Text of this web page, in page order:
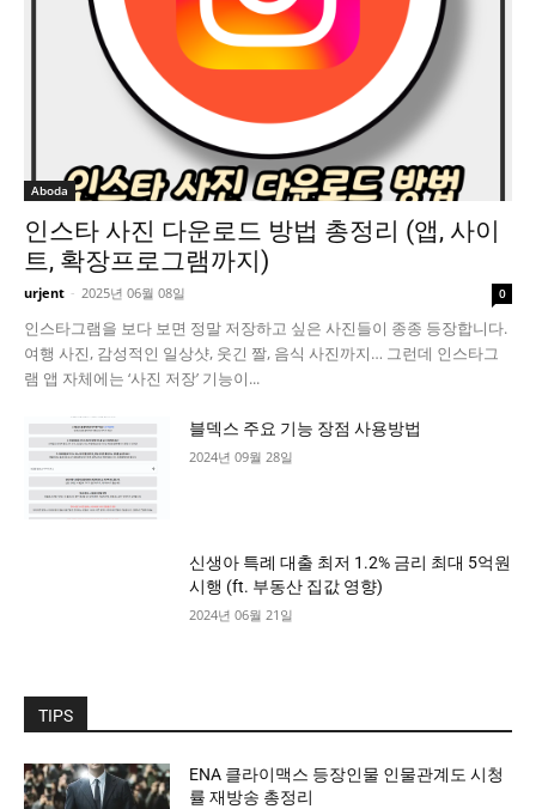
Aboda
인스타 사진 다운로드 방법 총정리 (앱, 사이
트, 확장프로그램까지)
urjent - 2025년 06월 08일 0
인스타그램을 보다 보면 정말 저장하고 싶은 사진들이 종종 등장합니다.
여행 사진, 감성적인 일상샷, 웃긴 짤, 음식 사진까지… 그런데 인스타그
램 앱 자체에는 ‘사진 저장’ 기능이...
블덱스 주요 기능 장점 사용방법
2024년 09월 28일
신생아 특례 대출 최저 1.2% 금리 최대 5억원
시행 (ft. 부동산 집값 영향)
2024년 06월 21일
TIPS
ENA 클라이맥스 등장인물 인물관계도 시청
률 재방송 총정리